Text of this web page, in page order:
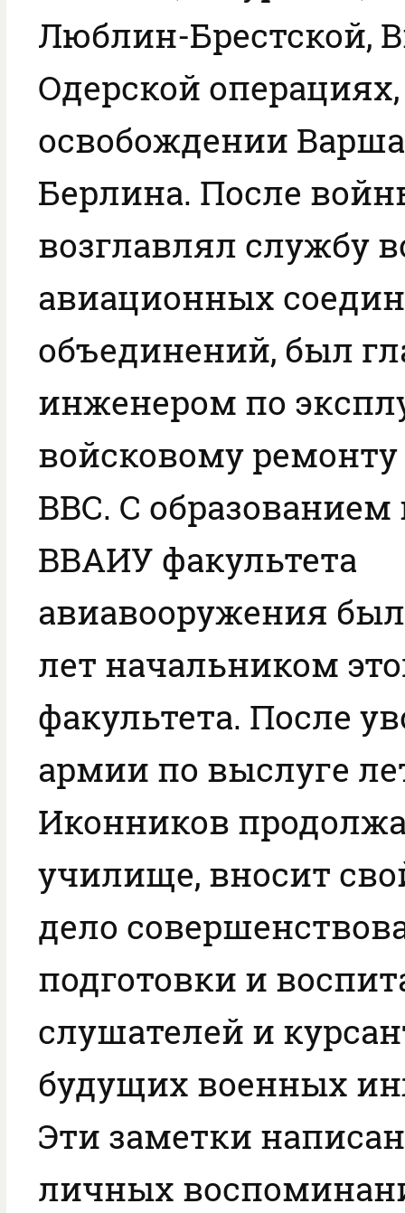
Люблин-Брестской,
Одерской операциях,
освобождении
Берлина. После
возглавлял службу
авиационных
объединений, был
инженером по
войсковому
ВВС. С
ВВАИУ факультета
авиавооружения
лет начальником
факультета. После
армии по выслуге
Иконников
училище, вносит
дело
подготовки и
слушателей и
будущих военных
Эти заметки
личных